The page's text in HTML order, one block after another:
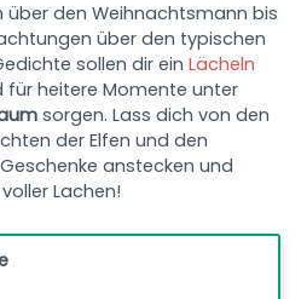
über den Weihnachtsmann bis
über den typischen
sollen dir einLächeln
für heitere Momente unter
sorgen. Lass dich von den
der Elfen und den
anstecken und
Lachen!